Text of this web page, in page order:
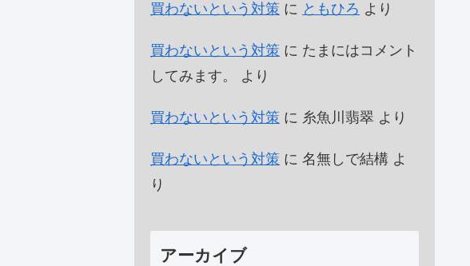
買わないという対策 に ともひろ より
買わないという対策 に たまにはコメント
してみます。
より
買わないという対策 に 糸魚川翡翠 より
買わないという対策 に 名無しで結構 よ
り
アーカイブ